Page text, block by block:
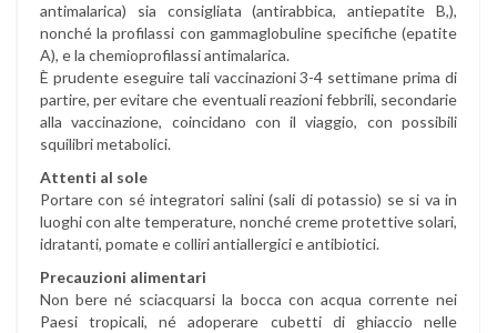
antimalarica) sia consigliata (antirabbica, antiepatite B,),
nonché la profilassi con gammaglobuline specifiche (epatite
A), e la chemioprofilassi antimalarica.
È prudente eseguire tali vaccinazioni 3-4 settimane prima di
partire, per evitare che eventuali reazioni febbrili, secondarie
alla vaccinazione, coincidano con il viaggio, con possibili
squilibri metabolici.
Attenti al sole
Portare con sé integratori salini (sali di potassio) se si va in
luoghi con alte temperature, nonché creme protettive solari,
idratanti, pomate e colliri antiallergici e antibiotici.
Precauzioni alimentari
Non bere né sciacquarsi la bocca con acqua corrente nei
Paesi tropicali, né adoperare cubetti di ghiaccio nelle